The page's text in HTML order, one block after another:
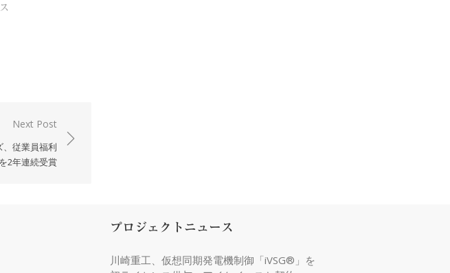
Next Post
従業員福利
2年連続受賞
プロジェクトニュース
川崎重工、仮想同期発電機制御「iVSG®」を